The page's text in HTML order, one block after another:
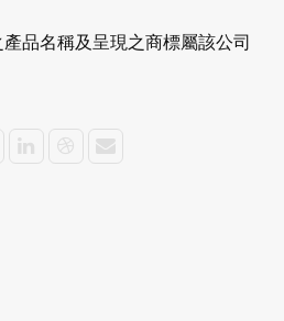
品名稱及呈現之商標屬該公司